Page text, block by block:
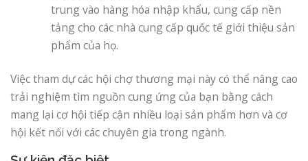
trung vào hàng hóa nhập khẩu, cung cấp nền
tảng cho các nhà cung cấp quốc tế giới thiệu sản
phẩm của họ.
Việc tham dự các hội chợ thương mại này có thể nâng cao
trải nghiệm tìm nguồn cung ứng của bạn bằng cách
mang lại cơ hội tiếp cận nhiều loại sản phẩm hơn và cơ
hội kết nối với các chuyên gia trong ngành.